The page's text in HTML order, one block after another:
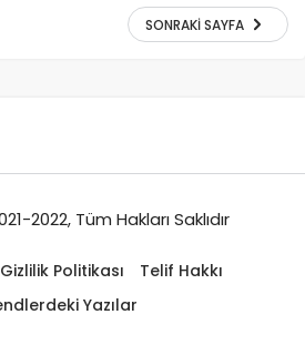
SONRAKI SAYFA
2022, Tüm Hakları Saklıdır
Gizlilik Politikası
Telif Hakkı
Yazılar